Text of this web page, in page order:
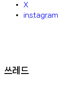
X
instagram
쓰레드